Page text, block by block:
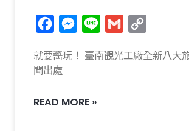
FacebookMessenger
Line Gmail
就要醬玩！ 臺南觀光工廠全新八大
聞出處
READ MORE »